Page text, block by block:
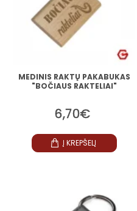
MEDINIS RAKTŲ PAKABUKAS
"BOČIAUS RAKTELIAI"
6,70€
Į KREPŠELĮ